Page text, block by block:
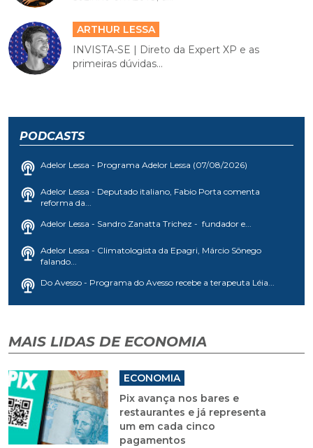
ARTHUR LESSA
INVISTA-SE | Direto da Expert XP e as
primeiras dúvidas...
PODCASTS
Adelor Lessa - Programa Adelor Lessa (07/08/2026)
Adelor Lessa - Deputado italiano, Fabio Porta comenta
reforma da...
Adelor Lessa - Sandro Zanatta Trichez - fundador e...
Adelor Lessa - Climatologista da Epagri, Márcio Sônego
falando...
Do Avesso - Programa do Avesso recebe a terapeuta Léia...
MAIS LIDAS DE ECONOMIA
ECONOMIA
Pix avança nos bares e
restaurantes e já representa
um em cada cinco
pagamentos